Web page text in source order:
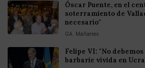
Óscar Puente, en el
soterramiento de
necesario"
GA. Mañanes
Felipe VI: "No
barbarie vivida en